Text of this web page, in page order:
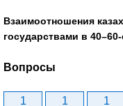
Взаимоотношения
государствами в
Вопросы
1 1 1